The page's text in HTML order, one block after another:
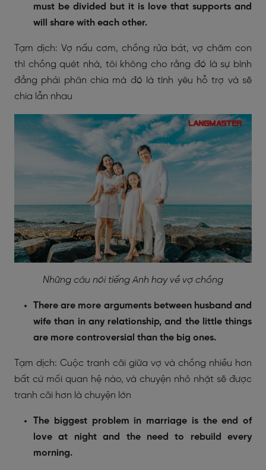
must be divided but it is love that supports and
will share with each other.
Tạm dịch: Vợ nấu cơm, chồng rửa bát, vợ chăm con
thì chồng quét nhà, tôi không cho rằng đó là sự bình
đẳng phải phân chia mà đó là tình yêu hỗ trợ và sẽ
chia lẫn nhau
Những câu nói tiếng Anh hay về vợ chồng
There are more arguments between husband and
wife than in any relationship, and the little things
are more controversial than the big ones.
Tạm dịch: Cuộc tranh cãi giữa vợ và chồng nhiều hơn
bất cứ mối quan hệ nào, và chuyện nhỏ nhặt sẽ được
tranh cãi hơn là chuyện lớn
The biggest problem in marriage is the end of
love at night and the need to rebuild every
morning.